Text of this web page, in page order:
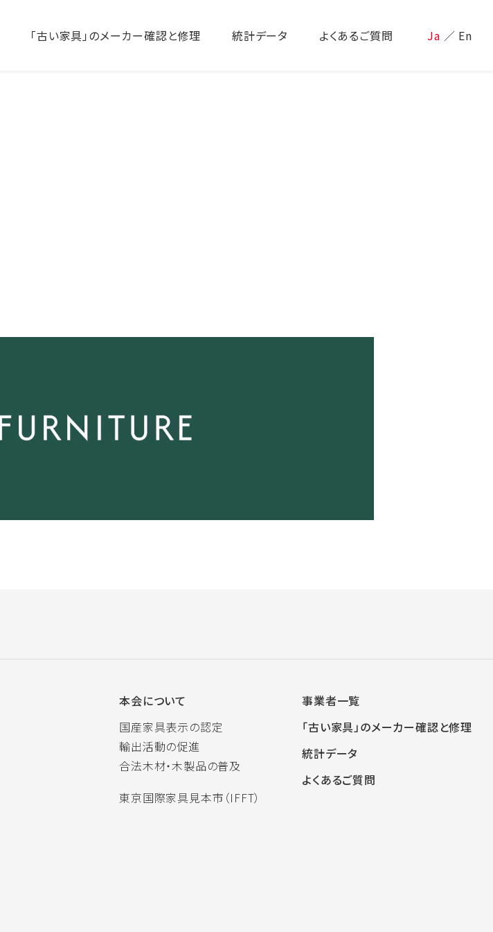
「古い家具」のメーカー確認と修理 統計データ よくあるご質問 Ja ／ En
本会について
国産家具表示の認定
輸出活動の促進
合法木材・木製品の普及
東京国際家具見本市（IFFT）
事業者一覧
「古い家具」のメーカー確認と修理
統計データ
よくあるご質問